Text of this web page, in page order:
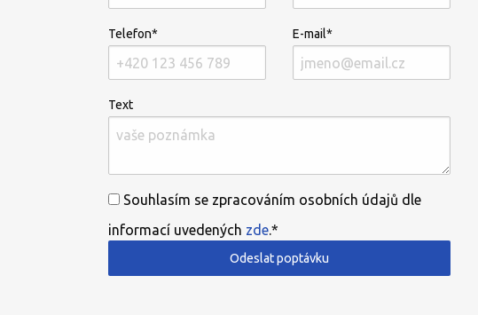
Telefon* E-mail*
Text
Souhlasím se zpracováním osobních údajů dle
informací uvedených zde.*